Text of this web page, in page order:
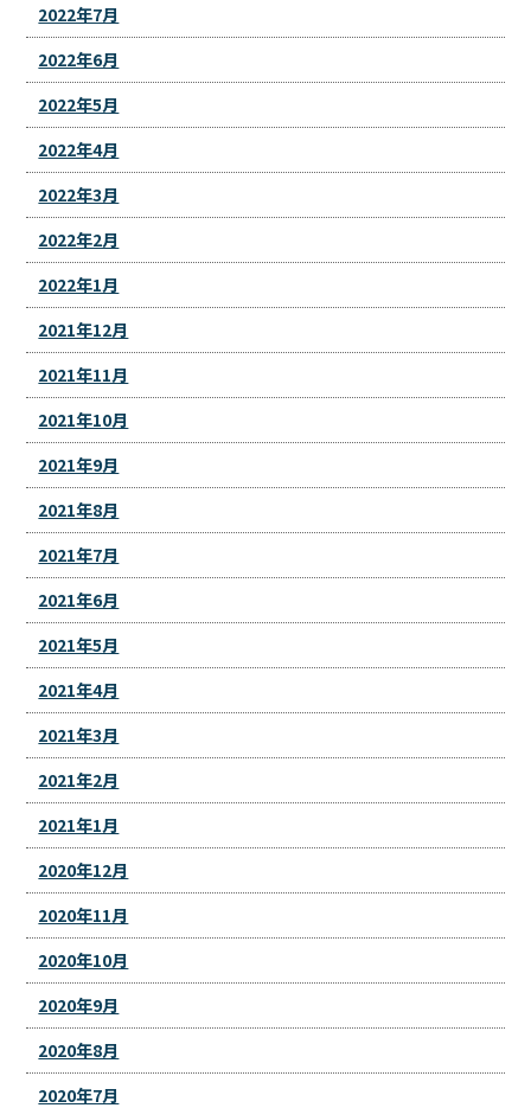
2022年7月
2022年6月
2022年5月
2022年4月
2022年3月
2022年2月
2022年1月
2021年12月
2021年11月
2021年10月
2021年9月
2021年8月
2021年7月
2021年6月
2021年5月
2021年4月
2021年3月
2021年2月
2021年1月
2020年12月
2020年11月
2020年10月
2020年9月
2020年8月
2020年7月